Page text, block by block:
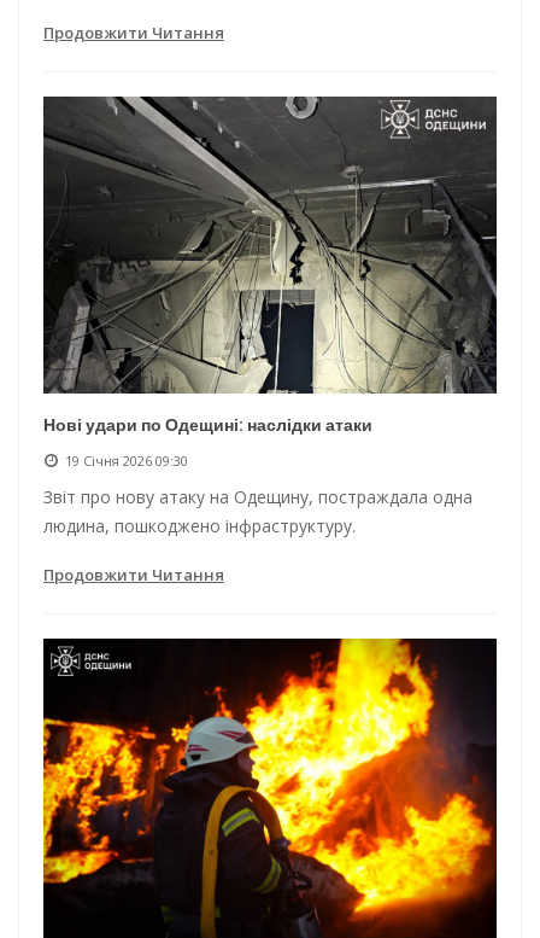
Продовжити Читання
Нові удари по Одещині: наслідки атаки
19 Січня 2026 09:30
Звіт про нову атаку на Одещину, постраждала одна
людина, пошкоджено інфраструктуру.
Продовжити Читання